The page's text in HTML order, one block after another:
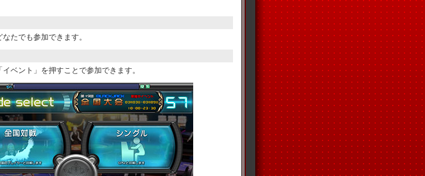
たでも参加できます。
ベント」を押すことで参加できます。